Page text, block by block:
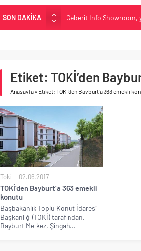
SON DAKİKA
Geberit Info Showroom,
Çimko, stratejik
asfalt şimdi de Kocaeli
Etiket: TOKİ’den
Anasayfa » Etiket: TOKİ’den Bayburt’a 363 emekli
Toki 02.06.2017
TOKİ’den Bayburt’a 363 emekli
konutu
Başbakanlık Toplu Konut İdaresi
Başkanlığı (TOKİ) tarafından,
Bayburt Merkez, Şingah...